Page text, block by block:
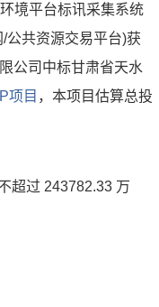
境平台标讯采集系统
公共资源交易平台)获
公司中标甘肃省天水
项目 ，本项目估算总投
超过 243782.33 万